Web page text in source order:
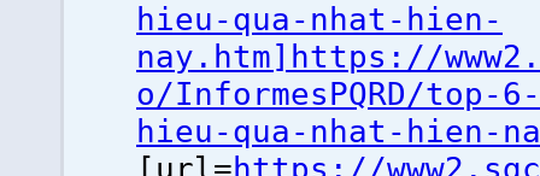
hieu-qua-nhat-hien-
nay.htm]https://
o/InformesPQRD/
hieu-qua-nhat-hien-
[url=https://